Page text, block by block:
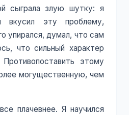
сыграла злую шутку: я
вкусил эту проблему,
упирался, думал, что сам
что сильный характер
этому
могущественную, чем
плачевнее. Я научился